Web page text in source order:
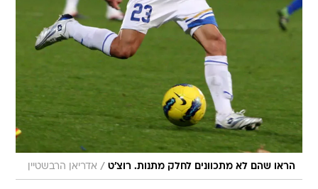
הראו שהם לא מתכוונים לחלק מתנות. רוצ'ט / אדריאן הרבשטיין